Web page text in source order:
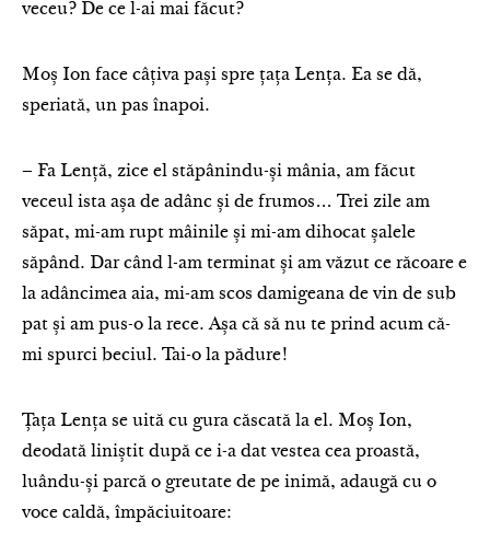
veceu? De ce l-ai mai făcut?
Moș Ion face câțiva pași spre țața Lența. Ea se dă,
speriată, un pas înapoi.
– Fa Lență, zice el stăpânindu-și mânia, am făcut
veceul ista așa de adânc și de frumos… Trei zile am
săpat, mi-am rupt mâinile și mi-am dihocat șalele
săpând. Dar când l-am terminat și am văzut ce răcoare e
la adâncimea aia, mi-am scos damigeana de vin de sub
pat și am pus-o la rece. Așa că să nu te prind acum că-
mi spurci beciul. Tai-o la pădure!
Țața Lența se uită cu gura căscată la el. Moș Ion,
deodată liniștit după ce i-a dat vestea cea proastă,
luându-și parcă o greutate de pe inimă, adaugă cu o
voce caldă, împăciuitoare: